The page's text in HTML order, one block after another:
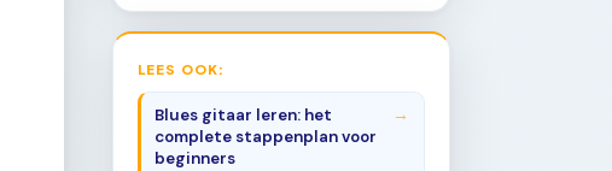
LEES OOK:
Blues gitaar leren: het
complete stappenplan voor
beginners